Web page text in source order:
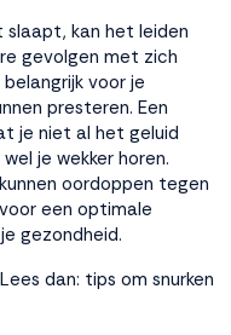
slaapt, kan het leiden
gevolgen met zich
voor je
presteren. Een
je niet al het geluid
je wekker horen.
oordoppen tegen
een optimale
gezondheid.
dan: tips om snurken